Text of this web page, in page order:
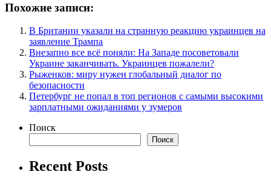
Похожие записи:
В Британии указали на странную реакцию украинцев на
заявление Трампа
Внезапно все всё поняли: На Западе посоветовали
Украине заканчивать. Украинцев пожалели?
Рыженков: миру нужен глобальный диалог по
безопасности
Петербург не попал в топ регионов с самыми высокими
зарплатными ожиданиями у зумеров
Поиск
Поиск
Recent Posts